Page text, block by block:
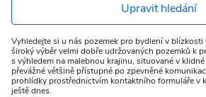
Upravit hledání
Vyhledejte si u nás pozemek pro bydlení v blízkosti
široký výběr velmi dobře udržovaných pozemků k
s výhledem na malebnou krajinu, situované v
převážné většině přístupné po zpevněné
prohlídky prostřednictvím kontaktního formuláře v
ještě dnes.